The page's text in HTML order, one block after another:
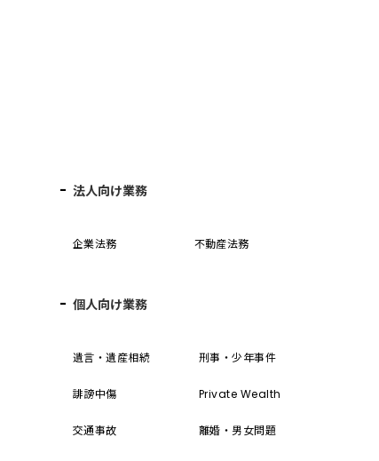
法人向け業務
企業法務 不動産法務
個人向け業務
遺言・遺産相続 刑事・少年事件
誹謗中傷 Private Wealth
交通事故 離婚・男女問題